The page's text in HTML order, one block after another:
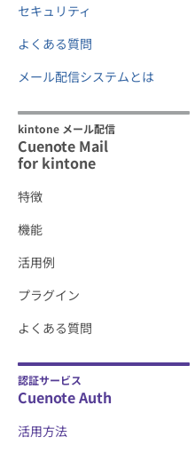
セキュリティ
よくある質問
メール配信システムとは
kintone メール配信
Cuenote Mail
for kintone
特徴
機能
活用例
プラグイン
よくある質問
認証サービス
Cuenote Auth
活用方法